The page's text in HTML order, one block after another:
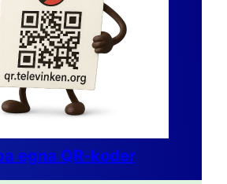
egna QR-koder